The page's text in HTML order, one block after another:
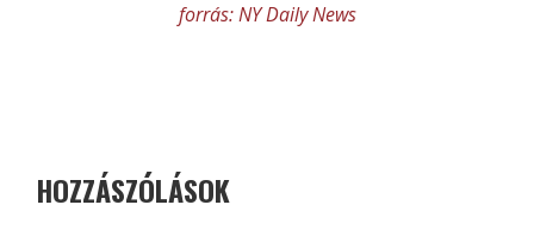
forrás: NY Daily News
HOZZÁSZÓLÁSOK